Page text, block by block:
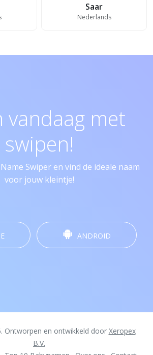
Saar
Nederlands
vandaag met
swipen!
Swiper en vind de ideale naam
voor jouw kleintje!
ANDROID
Ontworpen en ontwikkeld door Xeropex
B.V.